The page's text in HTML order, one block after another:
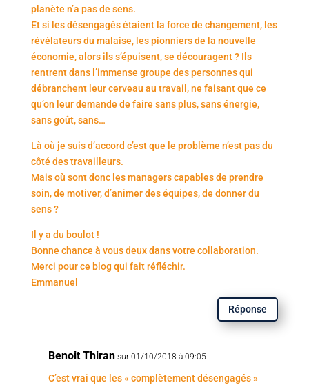
planète n’a pas de sens.
Et si les désengagés étaient la force de changement, les
révélateurs du malaise, les pionniers de la nouvelle
économie, alors ils s’épuisent, se découragent ? Ils
rentrent dans l’immense groupe des personnes qui
débranchent leur cerveau au travail, ne faisant que ce
qu’on leur demande de faire sans plus, sans énergie,
sans goût, sans…
Là où je suis d’accord c’est que le problème n’est pas du
côté des travailleurs.
Mais où sont donc les managers capables de prendre
soin, de motiver, d’animer des équipes, de donner du
sens ?
Il y a du boulot !
Bonne chance à vous deux dans votre collaboration.
Merci pour ce blog qui fait réfléchir.
Emmanuel
Réponse
Benoit Thiran sur 01/10/2018 à 09:05
C’est vrai que les « complètement désengagés »